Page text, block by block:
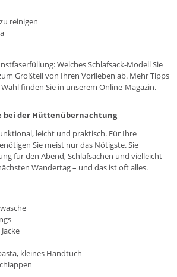
reinigen
Welches Schlafsack-Modell Sie
Großteil von Ihren Vorlieben ab. Mehr Tipps
finden Sie in unserem Online-Magazin.
bei der Hüttenübernachtung
leicht und praktisch. Für Ihre
Sie meist nur das Nötigste. Sie
für den Abend, Schlafsachen und vielleicht
Wandertag – und das ist oft alles.
kleines Handtuch